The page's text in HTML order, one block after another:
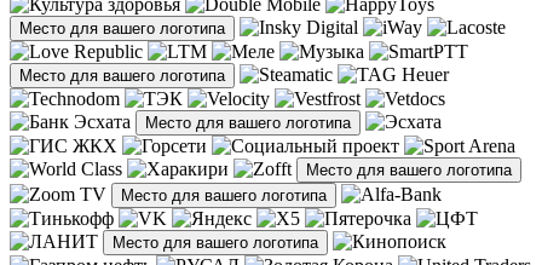
Место для вашего логотипа
Место для вашего логотипа
Место для вашего логотипа
Место для вашего логотипа
Место для вашего логотипа
Место для вашего логотипа